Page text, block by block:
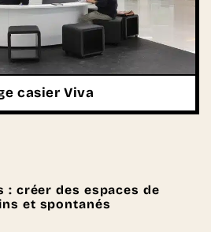
casier Viva
: créer des espaces de
et spontanés